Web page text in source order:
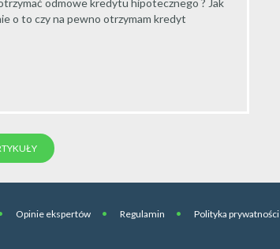
odmowe kredytu hipotecznego ? Jak
o to czy na pewno otrzymam kredyt
Opinie ekspertów Regulamin Polityka prywatności